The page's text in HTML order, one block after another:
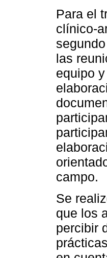
Para el
clínico-
las
equipo
campo.
Se
que los
percibir